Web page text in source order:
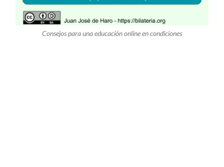
Consejos para una educación online en condiciones